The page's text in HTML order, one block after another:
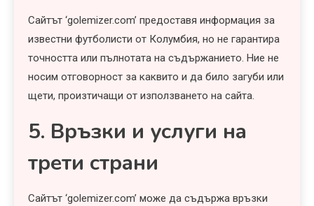
Сайтът ‘golemizer.com’ предоставя информация за
известни футболисти от Колумбия, но не гарантира
точността или пълнотата на съдържанието. Ние не
носим отговорност за каквито и да било загуби или
щети, произтичащи от използването на сайта.
5. Връзки и услуги на
трети страни
Сайтът ‘golemizer.com’ може да съдържа връзки